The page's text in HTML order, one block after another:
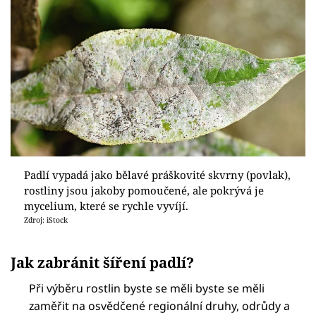
Padlí vypadá jako bělavé práškovité skvrny (povlak),
rostliny jsou jakoby pomoučené, ale pokrývá je
mycelium, které se rychle vyvíjí.
Zdroj: iStock
Jak zabránit šíření padlí?
Při výběru rostlin byste se měli byste se měli
zaměřit na osvědčené regionální druhy, odrůdy a